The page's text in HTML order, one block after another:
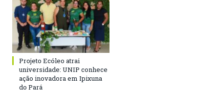
Projeto Ecóleo atrai
universidade: UNIP conhece
ação inovadora em Ipixuna
do Pará